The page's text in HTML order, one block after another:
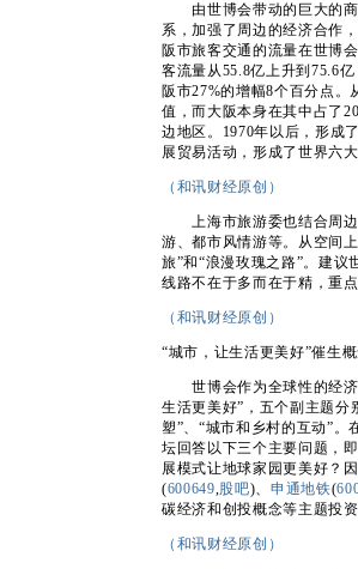
由世博会带动的巨大的商
系，加强了周边的经济合作
阪市旅客交通的流量在世博
客流量从55.8亿上升到75.6
阪市27%的增幅8个百分点
值，而大阪本身在其中占了
边地区。1970年以后，形成
展贸易活动，形成了世界六
（和讯财经原创）
上海市旅游委也结合周边
游、都市风情游等。从空间
旅”和“浪漫玫瑰之路”。建
线路不在于多而在于精，重
（和讯财经原创）
“城市，让生活更美好”催生
世博会作为全球性的经济
生活更美好”，五个副主题分
塑”、“城市和乡村的互动”
坛回答以下三个主要问题，
展模式让地球家园更美好？
(600649,股吧)、申通地铁(
碳经济和创投概念等主题投
（和讯财经原创）